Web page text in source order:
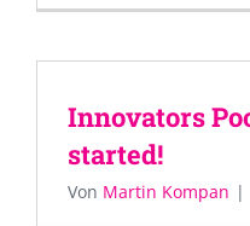
Innovators
started!
Von Martin Kompan |